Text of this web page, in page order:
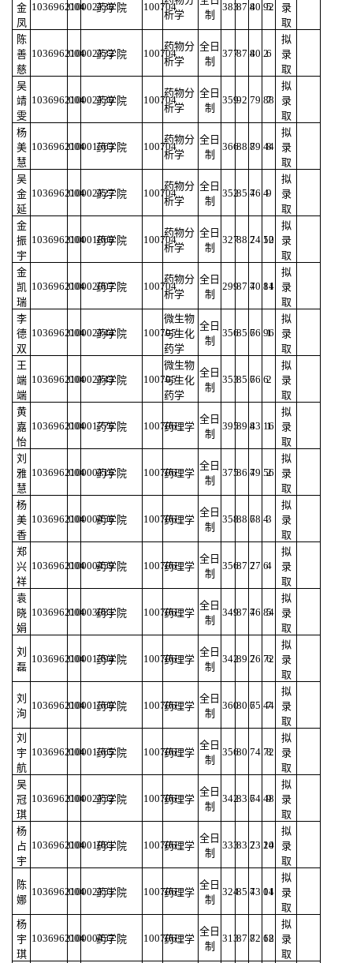
金
凤
103696210002138
004 药学院 100704
析学
制
38387.480.92
5
录
取
陈
善
慈
103696210002132
004 药学院 100704
药物分
析学
全日
制
37787.480.26
拟
录
取
吴
靖
雯
103696210002130
004 药学院 100704
药物分
析学
全日
制
35992 79.88
7
拟
录
取
杨
美
慧
103696210001563
004 药学院 100704
药物分
析学
全日
制
36688.879.44
8
拟
录
取
吴
金
延
103696210002127
004 药学院 100704
药物分
析学
全日
制
35285.476.49
拟
录
取
金
振
宇
103696210001868
004 药学院 100704
药物分
析学
全日
制
32788.274.52
10
拟
录
取
金
凯
瑞
103696210002007
004 药学院 100704
药物分
析学
全日
制
29987.470.84
11
拟
录
取
李
德
双
103696210002144
004 药学院 100705
微生物
与生化
药学
全日
制
35685.676.96
1
拟
录
取
王
端
端
103696210002143
004 药学院 100705
微生物
与生化
药学
全日
制
35385.676.62
拟
录
取
黄
嘉
怡
103696210001776
004 药学院 100706药理学
全日
制
39589.483.16
1
拟
录
取
刘
雅
慧
103696210000116
004 药学院 100706药理学
全日
制
37586.479.56
2
拟
录
取
杨
美
香
103696210000456
004 药学院 100706药理学
全日
制
35888.678.43
拟
录
取
郑
兴
祥
103696210000459
004 药学院 100706药理学
全日
制
35687.277.64
拟
录
取
袁
晓
娟
103696210003081
004 药学院 100706药理学
全日
制
34987.476.84
5
拟
录
取
刘
磊
103696210001394
004 药学院 100706药理学
全日
制
34289.276.72
6
拟
录
取
刘
洵
103696210001568
004 药学院 100706药理学
全日
制
36080.675.44
7
拟
录
取
刘
宇
航
103696210001565
004 药学院 100706药理学
全日
制
35680 74.72
8
拟
录
取
吴
冠
琪
103696210002152
004 药学院 100706药理学
全日
制
34283.674.48
9
拟
录
取
杨
占
宇
103696210001981
004 药学院 100706药理学
全日
制
33383.273.24
10
拟
录
取
陈
娜
103696210002151
004 药学院 100706药理学
全日
制
32485.473.04
11
拟
录
取
杨
宇
琪
103696210000457
004 药学院 100706药理学
全日
制
31387.872.68
12
拟
录
取